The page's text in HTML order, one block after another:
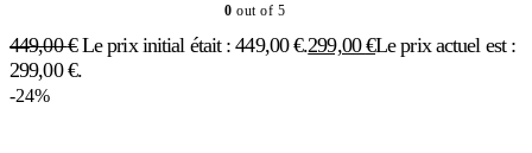
0 out of 5
449,00€ Le prix initial était : 449,00 €.299,00€Le prix actuel est :
299,00 €.
-24%